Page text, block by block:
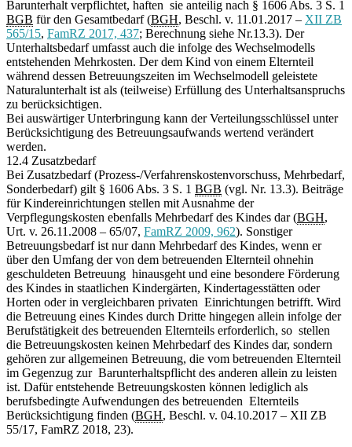
Barunterhalt verpflichtet, haften sie anteilig nach § 1606 Abs. 3 S. 1
BGB für den Gesamtbedarf (BGH, Beschl. v. 11.01.2017 – XII ZB
565/15, FamRZ 2017, 437; Berechnung siehe Nr.13.3). Der
Unterhaltsbedarf umfasst auch die infolge des Wechselmodells
entstehenden Mehrkosten. Der dem Kind von einem Elternteil
während dessen Betreuungszeiten im Wechselmodell geleistete
Naturalunterhalt ist als (teilweise) Erfüllung des Unterhaltsanspruchs
zu berücksichtigen.
Bei auswärtiger Unterbringung kann der Verteilungsschlüssel unter
Berücksichtigung des Betreuungsaufwands wertend verändert
werden.
12.4 Zusatzbedarf
Bei Zusatzbedarf (Prozess-/Verfahrenskostenvorschuss, Mehrbedarf,
Sonderbedarf) gilt § 1606 Abs. 3 S. 1 BGB (vgl. Nr. 13.3). Beiträge
für Kindereinrichtungen stellen mit Ausnahme der
Verpflegungskosten ebenfalls Mehrbedarf des Kindes dar (BGH,
Urt. v. 26.11.2008 – 65/07, FamRZ 2009, 962). Sonstiger
Betreuungsbedarf ist nur dann Mehrbedarf des Kindes, wenn er
über den Umfang der von dem betreuenden Elternteil ohnehin
geschuldeten Betreuung hinausgeht und eine besondere Förderung
des Kindes in staatlichen Kindergärten, Kindertagesstätten oder
Horten oder in vergleichbaren privaten Einrichtungen betrifft. Wird
die Betreuung eines Kindes durch Dritte hingegen allein infolge der
Berufstätigkeit des betreuenden Elternteils erforderlich, so stellen
die Betreuungskosten keinen Mehrbedarf des Kindes dar, sondern
gehören zur allgemeinen Betreuung, die vom betreuenden Elternteil
im Gegenzug zur Barunterhaltspflicht des anderen allein zu leisten
ist. Dafür entstehende Betreuungskosten können lediglich als
berufsbedingte Aufwendungen des betreuenden Elternteils
Berücksichtigung finden (BGH, Beschl. v. 04.10.2017 – XII ZB
55/17, FamRZ 2018, 23).